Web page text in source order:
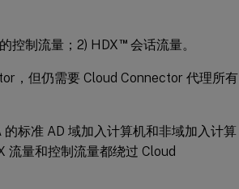
控制流量；2) HDX™会话流量。
，但仍需要 Cloud Connector 代理所有
标准 AD 域加入计算机和非域加入计算
流量和控制流量都绕过 Cloud